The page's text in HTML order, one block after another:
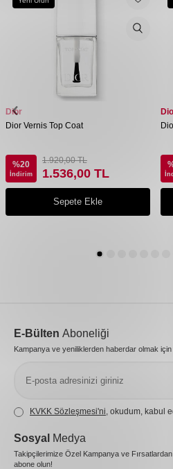
Dior
Dior Vernis Top Coat
%20
İndirim
1.920,00TL
1.536,00 TL
Sepete Ekle
E-Bülten Aboneliği
Kampanya ve yeniliklerden haberdar olmak
KVKK Sözleşmesi'ni , okudum, kabul
Sosyal Medya
Takipçilerimize Özel Kampanya ve
abone olun!